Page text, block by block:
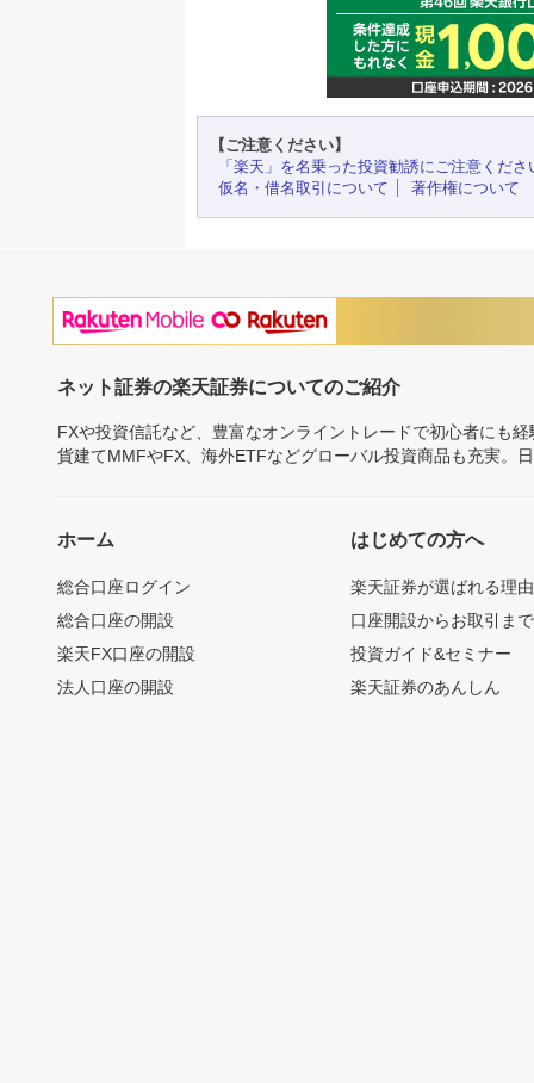
【ご注意ください】
「楽天」を名乗った投資勧誘にご注意くださ
仮名・借名取引について
著作権について
ネット証券の楽天証券についてのご紹介
FXや投資信託など、豊富なオンライントレードで初心者にも
貨建てMMFやFX、海外ETFなどグローバル投資商品も充実。
ホーム
総合口座ログイン
総合口座の開設
楽天FX口座の開設
法人口座の開設
はじめての方へ
楽天証券が選ばれる理由
口座開設からお取引ま
投資ガイド&セミナー
楽天証券のあんしん